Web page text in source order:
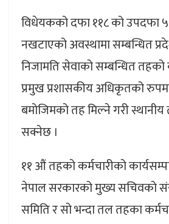
विधेयकको दफा ११८ को उपदफा
नखटाएको अवस्थामा सम्बन्धित
निजामति सेवाको सम्बन्धित
प्रमुख प्रशासकीय अधिकृतको
बमोजिमको तह मिल्ने गरी
सक्नेछ ।
११ औं तहको कर्मचारीको
नेपाल सरकारको मुख्य सचिवको
समिति र सो भन्दा तल तहका